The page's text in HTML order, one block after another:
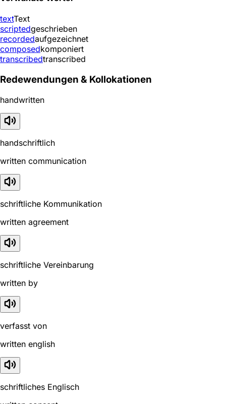
textText
scriptedgeschrieben
recordedaufgezeichnet
composedkomponiert
transcribedtranscribed
Redewendungen & Kollokationen
handwritten
handschriftlich
written communication
schriftliche Kommunikation
written agreement
schriftliche Vereinbarung
written by
verfasst von
written english
schriftliches Englisch